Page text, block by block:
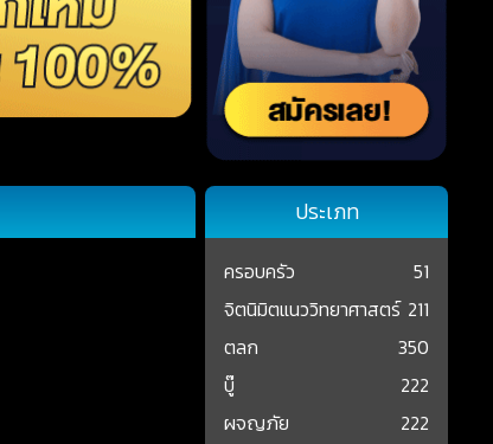
ประเภท
ครอบครัว
51
จิตนิมิตแนววิทยาศาสตร์ 211
ตลก
350
บู๊
222
ผจญภัย
222